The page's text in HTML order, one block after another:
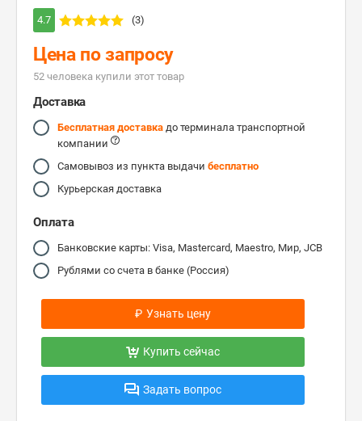
4.7 (3)
Цена по запросу
52 человекa купили этот товар
Доставка
Бесплатная доставка до терминала транспортной
компании
Самовывоз из пункта выдачи бесплатно
Курьерская доставка
Оплата
Банковские карты: Visa, Mastercard, Maestro, Мир, JCB
Рублями со счета в банке (Россия)
₽ Узнать цену
Купить сейчас
Задать вопрос